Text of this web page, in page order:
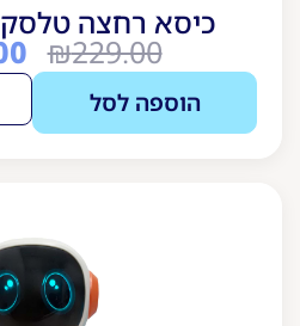
כיסא רחצה
₪229.00
הוספה לסל